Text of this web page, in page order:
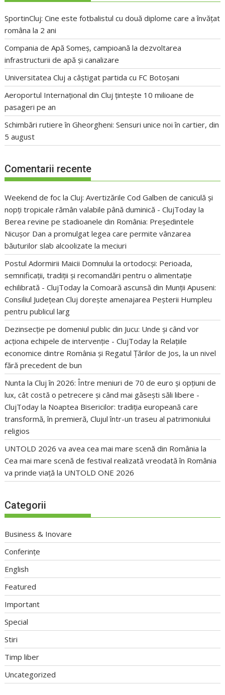
SportinCluj: Cine este fotbalistul cu două diplome care a învățat
româna la 2 ani
Compania de Apă Someș, campioană la dezvoltarea
infrastructurii de apă și canalizare
Universitatea Cluj a câștigat partida cu FC Botoșani
Aeroportul Internațional din Cluj țintește 10 milioane de
pasageri pe an
Schimbări rutiere în Gheorgheni: Sensuri unice noi în cartier, din
5 august
Comentarii recente
Weekend de foc la Cluj: Avertizările Cod Galben de caniculă și
nopți tropicale rămân valabile până duminică - ClujToday la
Berea revine pe stadioanele din România: Președintele
Nicușor Dan a promulgat legea care permite vânzarea
băuturilor slab alcoolizate la meciuri
Postul Adormirii Maicii Domnului la ortodocși: Perioada,
semnificații, tradiții și recomandări pentru o alimentație
echilibrată - ClujToday laComoară ascunsă din Munții Apuseni:
Consiliul Județean Cluj dorește amenajarea Peșterii Humpleu
pentru publicul larg
Dezinsecție pe domeniul public din Jucu: Unde și când vor
acționa echipele de intervenție - ClujToday la Relațiile
economice dintre România și Regatul Țărilor de Jos, la un nivel
fără precedent de bun
Nunta la Cluj în 2026: Între meniuri de 70 de euro și opțiuni de
lux, cât costă o petrecere și când mai găsești săli libere -
ClujToday la Noaptea Bisericilor: tradiția europeană care
transformă, în premieră, Clujul într-un traseu al patrimoniului
religios
UNTOLD 2026 va avea cea mai mare scenă din România la
Cea mai mare scenă de festival realizată vreodată în România
va prinde viață la UNTOLD ONE 2026
Categorii
Business & Inovare
Conferințe
English
Featured
Important
Special
Stiri
Timp liber
Uncategorized